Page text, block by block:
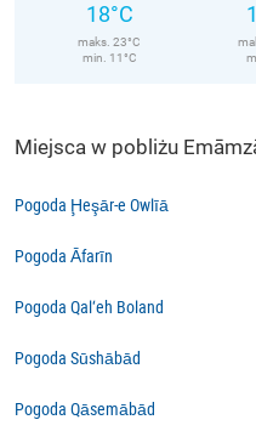
18°C
maks. 23°C
min. 11°C
Miejsca w pobliżu
Pogoda Ḩeşār-e Owlīā
Pogoda Āfarīn
Pogoda Qal‘eh Boland
Pogoda Sūshābād
Pogoda Qāsemābād